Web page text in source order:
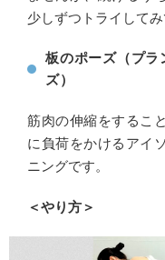
少しずつトライしてみ
板のポーズ（プラ
ズ）
筋肉の伸縮をするこ
に負荷をかけるアイ
ニングです。
＜やり方＞